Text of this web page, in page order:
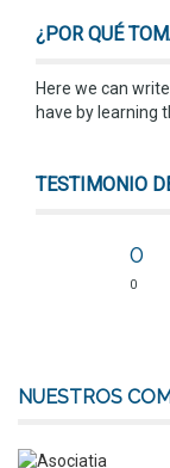
¿POR QUÉ
Here we can
have by learning
TESTIMONIO
0
0
NUESTROS